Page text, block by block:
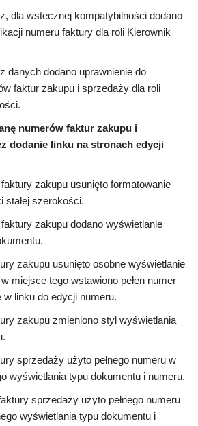
dla wstecznej kompatybilności dodano
numeru faktury dla roli Kierownik
danych dodano uprawnienie do
faktur zakupu i sprzedaży dla roli
numerów faktur zakupu i
dodanie linku na stronach edycji
zakupu usunięto formatowanie
stałej szerokości.
zakupu dodano wyświetlanie
zakupu usunięto osobne wyświetlanie
miejsce tego wstawiono pełen numer
linku do edycji numeru.
zakupu zmieniono styl wyświetlania
sprzedaży użyto pełnego numeru w
wyświetlania typu dokumentu i numeru.
sprzedaży użyto pełnego numeru
wyświetlania typu dokumentu i